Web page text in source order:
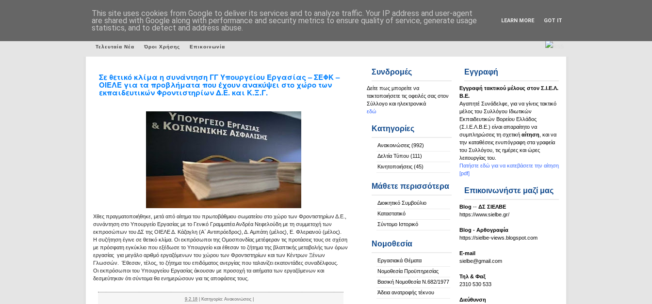
Σ.Ι.Ε.Λ.Β.Ε.
Τελευταία Νέα Όροι Χρήσης Επικοινωνία
Εγγραφή
Εγγραφή τακτικού μέλους στον Σ.Ι.Ε.Λ.
Β.Ε.
Αγαπητέ Συνάδελφε, για να γίνεις τακτικό
μέλος του Συλλόγου Ιδιωτικών
Εκπαιδευτικών Βορείου Ελλάδος
(Σ.Ι.Ε.Λ.Β.Ε.) είναι απαραίτητο να
συμπληρώσεις τη σχετική αίτηση , και να
την καταθέσεις ενυπόγραφη στα γραφεία
του Συλλόγου, τις ημέρες και ώρες
λειτουργίας του.
Πατήστε εδώ για να κατεβάσετε την αίτηση
[pdf]
Επικοινωνήστε μαζί μας
Βlog -- ΔΣ ΣΙΕΛΒΕ
https://www.sielbe.gr/
Blog - Αρθογραφία
https://sielbe-views.blogspot.com
Ε-mail
sielbe@gmail.com
Τηλ & Φαξ
2310 530 533
Διεύθυνση
Συνδρομές
Δείτε πως μπορείτε να
τακτοποιήσετε τις οφειλές σας στον
Σύλλογο και ηλεκτρονικά
εδώ
Κατηγορίες
Ανακοινώσεις (992)
Δελτία Τύπου (111)
Κινητοποιήσεις (45)
Μάθετε περισσότερα
Διοικητικό Συμβούλιο
Καταστατικό
Σύντομο Ιστορικό
Νομοθεσία
Εργασιακά Θέματα
Νομοθεσία Προϋπηρεσίας
Βασική Νομοθεσία Ν.682/1977
Άδεια ανατροφής τέκνου
Σε θετικό κλίμα η συνάντηση ΓΓ Υπουργείου Εργασίας – ΣΕΦΚ –
ΟΙΕΛΕ για τα προβλήματα που έχουν ανακύψει στο χώρο των
εκπαιδευτικών Φροντιστηρίων Δ.Ε. και Κ.Ξ.Γ.
Χθες πραγματοποιήθηκε, μετά από αίτημα του πρωτοβάθμιου σωματείου στο χώρο των Φροντιστηρίων Δ.Ε.,
συνάντηση στο Υπουργείο Εργασίας με το Γενικό Γραμματέα Ανδρέα Νεφελούδη με τη συμμετοχή των
εκπροσώπων του ΔΣ της ΟΙΕΛΕ Δ. Κάζαγλη (Α΄ Αντιπρόεδρος), Δ. Αμπάτη (μέλος), Ε. Φλεριανού (μέλος).
Η συζήτηση έγινε σε θετικό κλίμα. Οι εκπρόσωποι της Ομοσπονδίας μετέφεραν τις προτάσεις τους σε σχέση
με πρόσφατη εγκύκλιο που εξέδωσε το Υπουργείο και έθεσαν το ζήτημα της βλαπτικής μεταβολής των όρων
εργασίας για μεγάλο αριθμό εργαζόμενων του χώρου των Φροντιστηρίων και των Κέντρων Ξένων
Γλωσσών. Έθεσαν, τέλος, το ζήτημα του επιδόματος ανεργίας που ταλανίζει εκατοντάδες συναδέλφους.
Οι εκπρόσωποι του Υπουργείου Εργασίας άκουσαν με προσοχή τα αιτήματα των εργαζόμενων και
δεσμεύτηκαν ότι σύντομα θα ενημερώσουν για τις αποφάσεις τους.
9.2.18 Κατηγορία:Ανακοινώσεις
This site uses cookies from Google to deliver its services and to analyze traffic. Your IP address and user-agent
are shared with Google along with performance and security metrics to ensure quality of service, generate usage
statistics, and to detect and address abuse.
LEARN MORE GOT IT